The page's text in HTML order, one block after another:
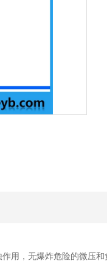
用，无爆炸危险的微压